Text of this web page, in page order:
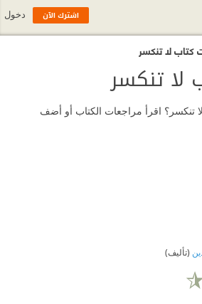
كتاب لا تنكسر
لا تنكسر
تنكسر؟ اقرأ مراجعات الكتاب أو أضف
(تأليف)
اشترك الآن دخول